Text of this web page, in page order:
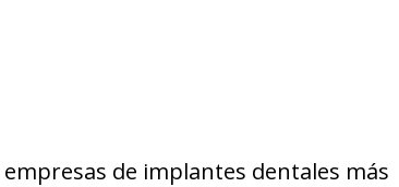
empresas de implantes dentales más